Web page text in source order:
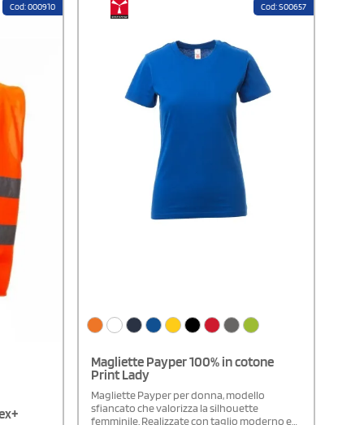
Cod: 000910 Cod: S00657
Magliette Payper 100% in cotone
Print Lady
Magliette Payper per donna, modello
sfiancato che valorizza la silhouette
femminile. Realizzate con taglio moderno e